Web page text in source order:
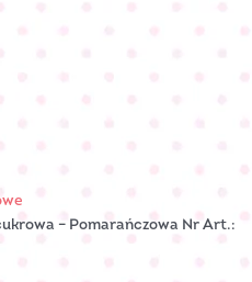
– Pomarańczowa Nr Art.: